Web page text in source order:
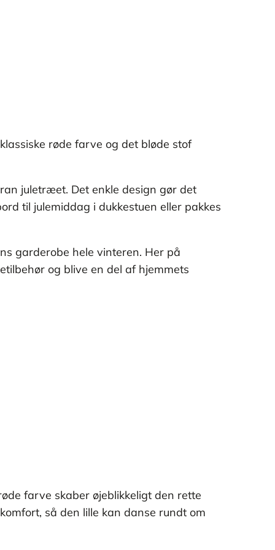
røde farve og det bløde stof
juletræet. Det enkle design gør det
til julemiddag i dukkestuen eller pakkes
garderobe hele vinteren. Her på
og blive en del af hjemmets
farve skaber øjeblikkeligt den rette
så den lille kan danse rundt om